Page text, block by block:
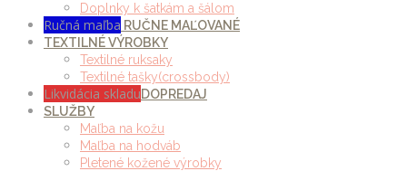
Doplnky k šatkám a šálom
Ručná maľba RUČNE MAĽOVANÉ
TEXTILNÉ VÝROBKY
Textilné ruksaky
Textilné tašky(crossbody)
Likvidácia skladuDOPREDAJ
SLUŽBY
Maľba na kožu
Maľba na hodváb
Pletené kožené výrobky